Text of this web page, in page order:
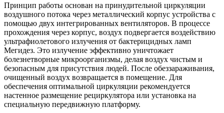
Принцип работы основан на принудительной циркуляции
воздушного потока через металлический корпус устройства с
помощью двух интегрированных вентиляторов. В процессе
прохождения через корпус, воздух подвергается воздействию
ультрафиолетового излучения от бактерицидных ламп
Мегидез. Это излучение эффективно уничтожает
болезнетворные микроорганизмы, делая воздух чистым и
безопасным для присутствия людей. После обеззараживания,
очищенный воздух возвращается в помещение. Для
обеспечения оптимальной циркуляции рекомендуется
настенное размещение рециркулятора или установка на
специальную передвижную платформу.